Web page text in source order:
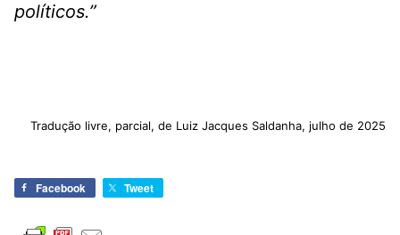
políticos.”
Tradução livre, parcial, de Luiz Jacques Saldanha, julho de 2025
Facebook Tweet